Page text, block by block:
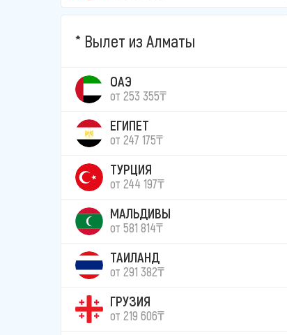
Вылет из Алматы
ОАЭ
от 253 355₸
ЕГИПЕТ
от 247 175₸
ТУРЦИЯ
от 244 197₸
МАЛЬДИВЫ
от 581 814₸
ТАИЛАНД
от 291 382₸
ГРУЗИЯ
от 219 606₸